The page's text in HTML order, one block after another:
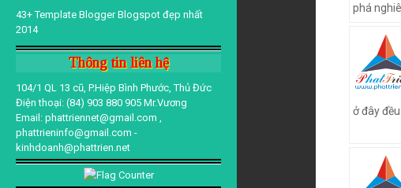
43+ Template Blogger Blogspot đẹp nhất
2014
Thông tin liên hệ
104/1 QL 13 cũ, P.Hiệp Bình Phước, Thủ Đức
Điện thoại: (84) 903 880 905 Mr.Vương
Email: phattriennet@gmail.com ,
phattrieninfo@gmail.com -
kinhdoanh@phattrien.net
phá
ở đây